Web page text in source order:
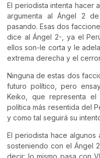
El periodista intenta hacer
argumenta al Ángel 2
pasando. Esas dos
dice al Ángel 2-, ya el
ellos son-le corta y le
extrema derecha y el
Ninguna de estas dos
futuro político, pero
Keiko, que representa
política más resentida del
y como tal seguirá su
El periodista hace
sosteniendo con el Ángel